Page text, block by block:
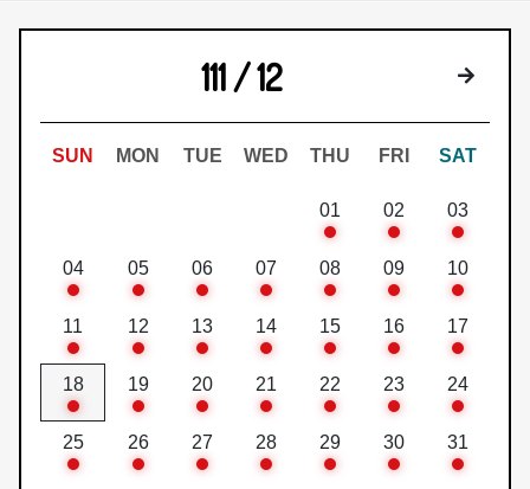
111 / 12 下個月
SUN MON TUE WED THU FRI SAT
01 02 03
04 05 06 07 08 09 10
11 12 13 14 15 16 17
18 19 20 21 22 23 24
25 26 27 28 29 30 31